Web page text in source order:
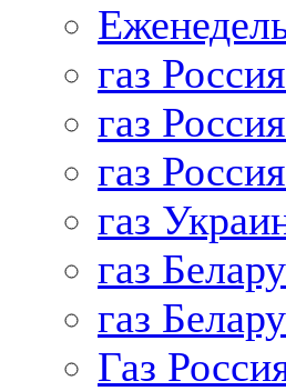
газ
газ
газ
газ
газ
газ
Газ